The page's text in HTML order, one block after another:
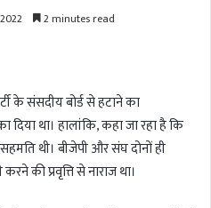
2 minutes read
के संसदीय बोर्ड से हटाने का
था। हालांकि, कहा जा रहा है कि
थी। बीजेपी और संघ दोनों ही
की प्रवृत्ति से नाराज था।